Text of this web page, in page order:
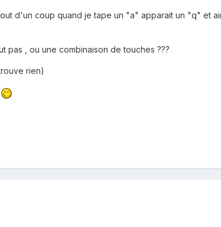
d'un coup quand je tape un "a" apparait un "q" et
, ou une combinaison de touches ???
rien)